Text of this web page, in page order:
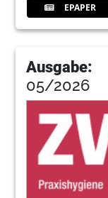
EPAPER
Ausgabe:
05/2026